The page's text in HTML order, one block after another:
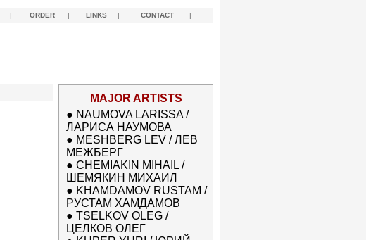
| ORDER | LINKS | CONTACT |
MAJOR ARTISTS
● NAUMOVA LARISSA /
ЛАРИСА НАУМОВА
● MESHBERG LEV / ЛЕВ
МЕЖБЕРГ
● CHEMIAKIN MIHAIL /
ШЕМЯКИН МИХАИЛ
● KHAMDAMOV RUSTAM /
РУСТАМ ХАМДАМОВ
● TSELKOV OLEG /
ЦЕЛКОВ ОЛЕГ